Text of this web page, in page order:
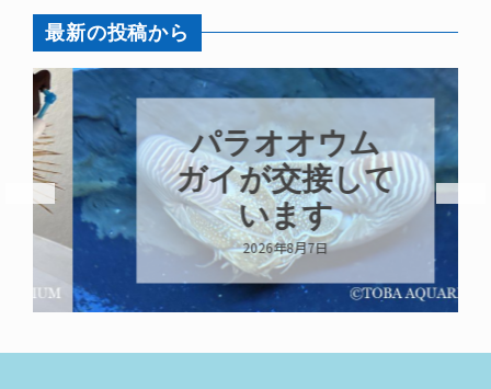
最新の投稿から
パラオオウム
ガイが交接して
います
2026年8月7日